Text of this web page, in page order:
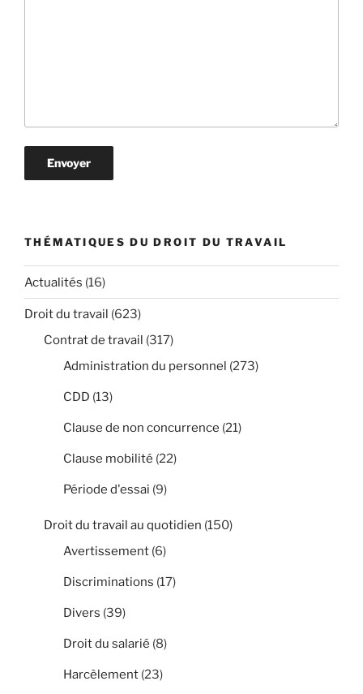
THÉMATIQUES DU DROIT DU TRAVAIL
Actualités (16)
Droit du travail (623)
Contrat de travail (317)
Administration du personnel (273)
CDD (13)
Clause de non concurrence (21)
Clause mobilité (22)
Période d'essai (9)
Droit du travail au quotidien (150)
Avertissement (6)
Discriminations (17)
Divers (39)
Droit du salarié (8)
Harcèlement (23)